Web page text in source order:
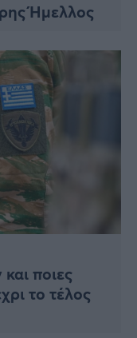
Ήμελλος
ποιες
το τέλος